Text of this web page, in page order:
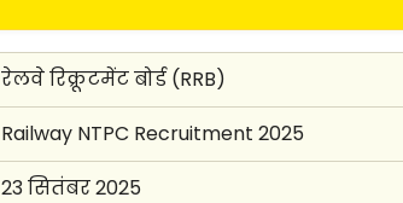
रेलवे रिक्रूटमेंट बोर्ड (RRB)
Railway NTPC Recruitment 2025
23 सितंबर 2025